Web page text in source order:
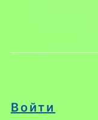
Войти